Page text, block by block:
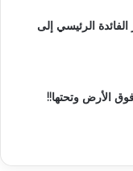
الرئيسي إلى
الأرض وتحتها!!